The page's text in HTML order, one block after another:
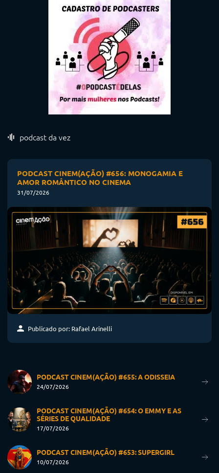
podcast da vez
PODCAST CINEM(AÇÃO) #656: MONOGAMIA E
AMOR ROMÂNTICO NO CINEMA
31/07/2026
Publicado por: Rafael Arinelli
PODCAST CINEM(AÇÃO) #655: A ODISSEIA
24/07/2026
PODCAST CINEM(AÇÃO) #654: O EMMY E AS
SÉRIES DE QUALIDADE
17/07/2026
PODCAST CINEM(AÇÃO) #653: SUPERGIRL
10/07/2026